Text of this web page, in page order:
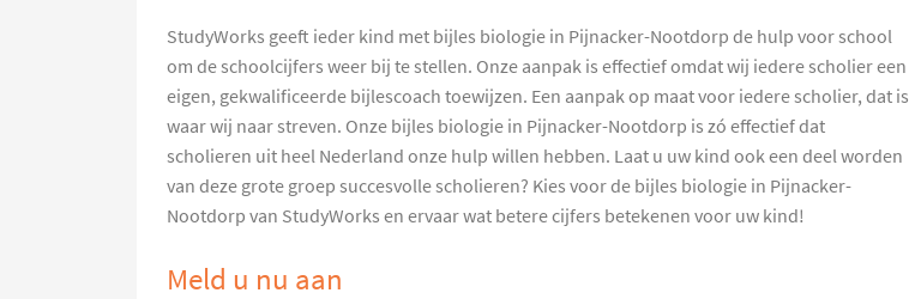
StudyWorks geeft ieder kind met bijles biologie in Pijnacker-Nootdorp de hulp voor school
om de schoolcijfers weer bij te stellen. Onze aanpak is effectief omdat wij iedere scholier een
eigen, gekwalificeerde bijlescoach toewijzen. Een aanpak op maat voor iedere scholier, dat is
waar wij naar streven. Onze bijles biologie in Pijnacker-Nootdorp is zó effectief dat
scholieren uit heel Nederland onze hulp willen hebben. Laat u uw kind ook een deel worden
van deze grote groep succesvolle scholieren? Kies voor de bijles biologie in Pijnacker-
Nootdorp van StudyWorks en ervaar wat betere cijfers betekenen voor uw kind!
Meld u nu aan